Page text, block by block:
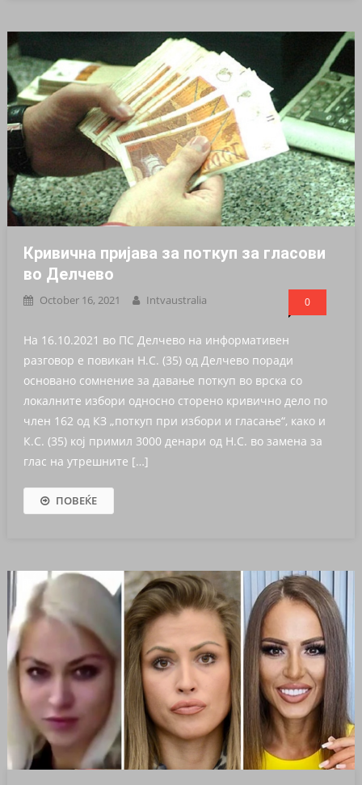
Кривична пријава за поткуп за гласови
во Делчево
October 16, 2021 Intvaustralia 0
На 16.10.2021 во ПС Делчево на информативен
разговор е повикан Н.С. (35) од Делчево поради
основано сомнение за давање поткуп во врска со
локалните избори односно сторено кривично дело по
член 162 од КЗ „поткуп при избори и гласање“, како и
К.С. (35) кој примил 3000 денари од Н.С. во замена за
глас на утрешните […]
ПОВЕЌЕ